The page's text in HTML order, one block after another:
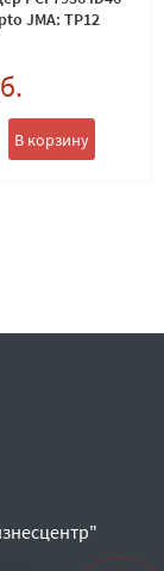
JMA: TP12
В корзину